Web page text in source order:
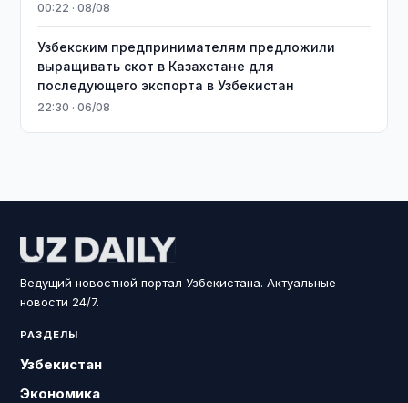
00:22 · 08/08
Узбекским предпринимателям предложили
выращивать скот в Казахстане для
последующего экспорта в Узбекистан
22:30 · 06/08
Ведущий новостной портал Узбекистана. Актуальные
новости 24/7.
РАЗДЕЛЫ
Узбекистан
Экономика